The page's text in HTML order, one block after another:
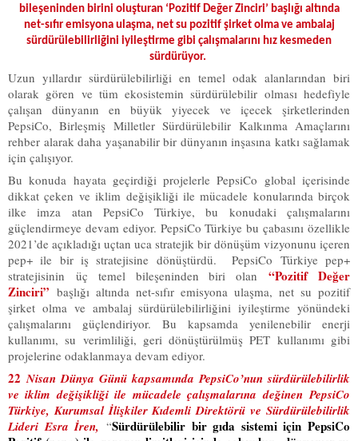
bileşeninden birini oluşturan ‘Pozitif Değer Zinciri’ başlığı altında
net-sıfır emisyona ulaşma, net su pozitif şirket olma ve ambalaj
sürdürülebilirliğini iyileştirme gibi çalışmalarını hız kesmeden
sürdürüyor.
Uzun yıllardır sürdürülebilirliği en temel odak alanlarından biri
olarak gören ve tüm ekosistemin sürdürülebilir olması hedefiyle
çalışan dünyanın en büyük yiyecek ve içecek şirketlerinden
PepsiCo, Birleşmiş Milletler Sürdürülebilir Kalkınma Amaçlarını
rehber alarak daha yaşanabilir bir dünyanın inşasına katkı sağlamak
için çalışıyor.
Bu konuda hayata geçirdiği projelerle PepsiCo global içerisinde
dikkat çeken ve iklim değişikliği ile mücadele konularında birçok
ilke imza atan PepsiCo Türkiye, bu konudaki çalışmalarını
güçlendirmeye devam ediyor. PepsiCo Türkiye bu çabasını özellikle
2021’de açıkladığı uçtan uca stratejik bir dönüşüm vizyonunu içeren
pep+ ile bir iş stratejisine dönüştürdü. PepsiCo Türkiye pep+
stratejisinin üç temel bileşeninden biri olan
“Pozitif Değer
Zinciri” başlığı altında net-sıfır emisyona ulaşma, net su pozitif
şirket olma ve ambalaj sürdürülebilirliğini iyileştirme yönündeki
çalışmalarını güçlendiriyor. Bu kapsamda yenilenebilir enerji
kullanımı, su verimliliği, geri dönüştürülmüş PET kullanımı gibi
projelerine odaklanmaya devam ediyor.
22 Nisan Dünya Günü kapsamında PepsiCo’nun sürdürülebilirlik
ve iklim değişikliği ile mücadele çalışmalarına değinenPepsiCo
Türkiye, Kurumsal İlişkiler Kıdemli Direktörü ve Sürdürülebilirlik
Lideri Esra İren, “Sürdürülebilir bir gıda sistemi için PepsiCo